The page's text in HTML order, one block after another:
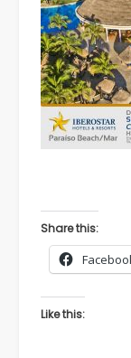
Share this:
Like this: